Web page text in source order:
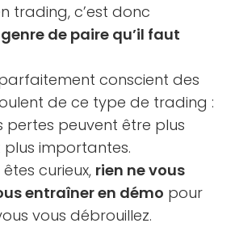
trading, c’est donc
de paire qu’il faut
conscient des
de ce type de trading :
pertes peuvent être plus
plus importantes.
curieux, rien ne vous
entraîner en démo pour
vous débrouillez.